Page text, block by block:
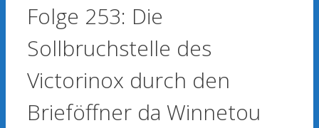
Folge 253: Die
Sollbruchstelle des
Victorinox durch den
Brieföffner da Winnetou